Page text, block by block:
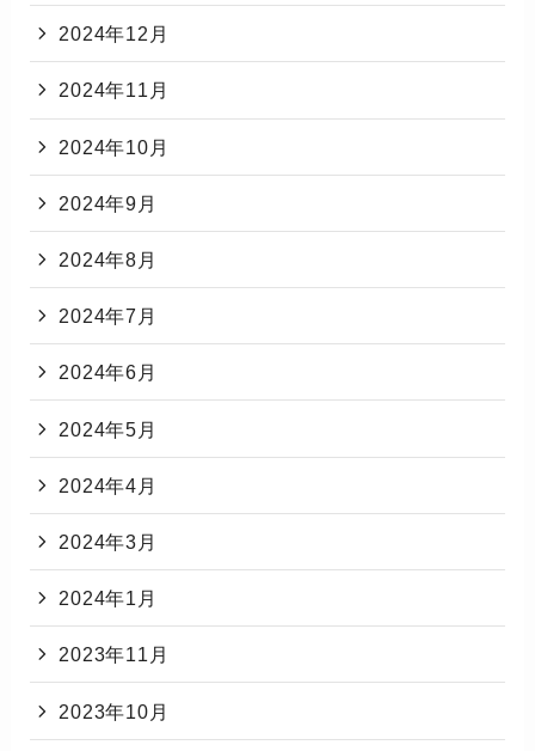
2024年12月
2024年11月
2024年10月
2024年9月
2024年8月
2024年7月
2024年6月
2024年5月
2024年4月
2024年3月
2024年1月
2023年11月
2023年10月